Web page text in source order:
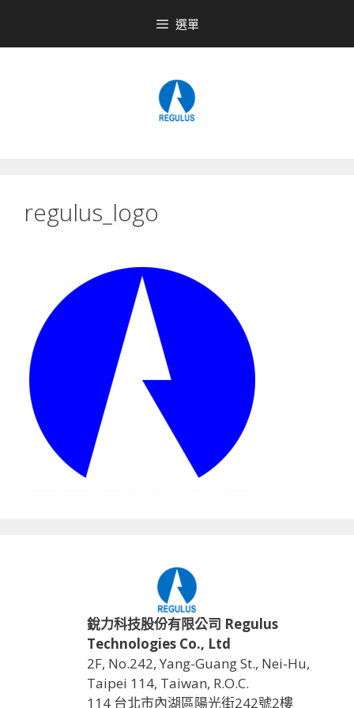
內
選單
regulus_logo
銳力科技股份有限公司 Regulus
Technologies Co., Ltd
2F, No.242, Yang-Guang St., Nei-Hu,
Taipei 114, Taiwan, R.O.C.
114 台北市內湖區陽光街242號2樓